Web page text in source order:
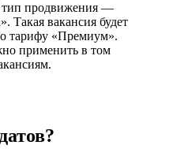
тип продвижения —
Такая вакансия будет
тарифу «Премиум».
применить в том